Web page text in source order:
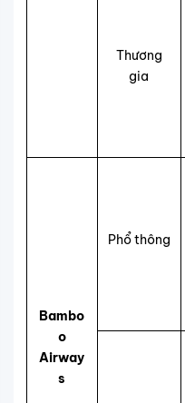
Thương
gia
Bambo
o
Airway
s
Phổ thông